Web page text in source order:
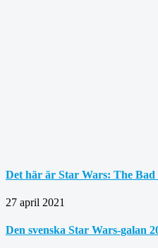
Det här är Star Wars: The Bad
27 april 2021
Den svenska Star Wars-galan